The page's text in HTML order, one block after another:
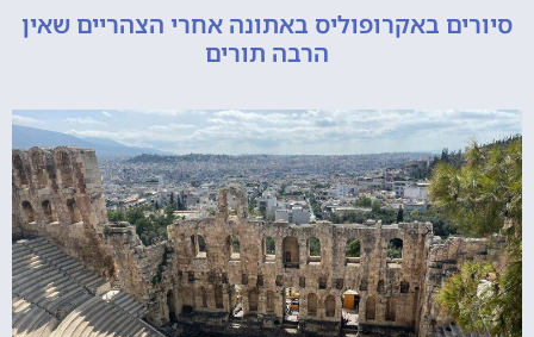
באקרופוליס באתונה אחרי הצהריים שאין
הרבה תורים